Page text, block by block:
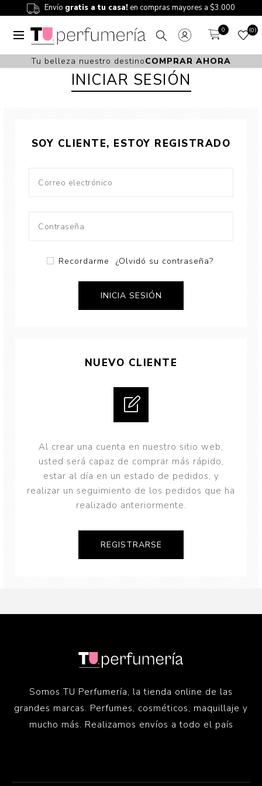
Envío gratis a tu casa! en compras mayores a $3.000
0 0
Tu belleza nuestro destinoCOMPRAR AHORA
INICIAR SESIÓN
SOY CLIENTE, ESTOY REGISTRADO
Recordarme ¿Olvidó su contraseña?
NUEVO CLIENTE
Al crear una cuenta en nuestro sitio web,
usted será capaz de comprar más rápido,
estar al día en un estado de pedidos, y
realizar un seguimiento de los pedidos que ha
realizado anteriormente.
Somos TU Perfumería, la tienda online de las
grandes marcas. Perfumes, cosméticos, maquillaje y
mucho más. Realizamos envíos a todo el país